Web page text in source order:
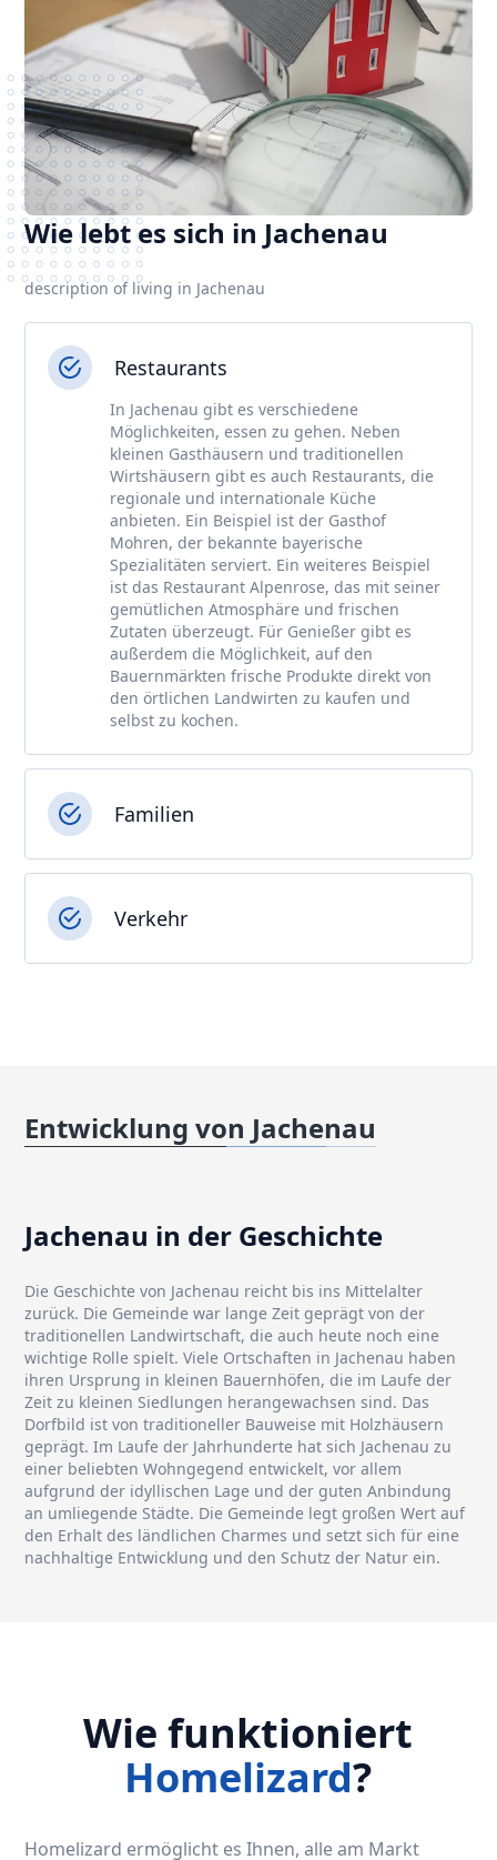
Wie lebt es sich in Jachenau
description of living in Jachenau
Restaurants
In Jachenau gibt es verschiedene
Möglichkeiten, essen zu gehen. Neben
kleinen Gasthäusern und traditionellen
Wirtshäusern gibt es auch Restaurants, die
regionale und internationale Küche
anbieten. Ein Beispiel ist der Gasthof
Mohren, der bekannte bayerische
Spezialitäten serviert. Ein weiteres Beispiel
ist das Restaurant Alpenrose, das mit seiner
gemütlichen Atmosphäre und frischen
Zutaten überzeugt. Für Genießer gibt es
außerdem die Möglichkeit, auf den
Bauernmärkten frische Produkte direkt von
den örtlichen Landwirten zu kaufen und
selbst zu kochen.
Familien
Verkehr
Entwicklung von Jachenau
Jachenau in der Geschichte
Die Geschichte von Jachenau reicht bis ins Mittelalter
zurück. Die Gemeinde war lange Zeit geprägt von der
traditionellen Landwirtschaft, die auch heute noch eine
wichtige Rolle spielt. Viele Ortschaften in Jachenau haben
ihren Ursprung in kleinen Bauernhöfen, die im Laufe der
Zeit zu kleinen Siedlungen herangewachsen sind. Das
Dorfbild ist von traditioneller Bauweise mit Holzhäusern
geprägt. Im Laufe der Jahrhunderte hat sich Jachenau zu
einer beliebten Wohngegend entwickelt, vor allem
aufgrund der idyllischen Lage und der guten Anbindung
an umliegende Städte. Die Gemeinde legt großen Wert auf
den Erhalt des ländlichen Charmes und setzt sich für eine
nachhaltige Entwicklung und den Schutz der Natur ein.
Wie funktioniert
Homelizard?
Homelizard ermöglicht es Ihnen, alle am Markt